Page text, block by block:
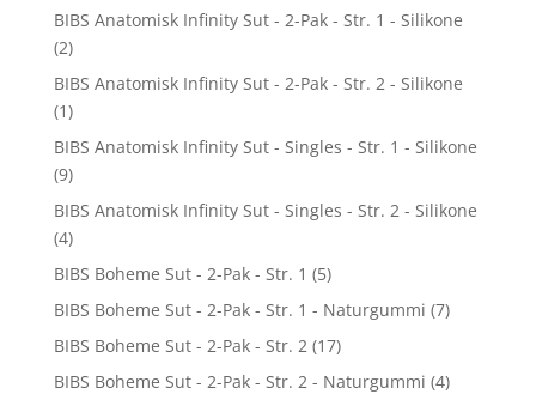
BIBS Anatomisk Infinity Sut - 2-Pak - Str. 1 - Silikone
(2)
BIBS Anatomisk Infinity Sut - 2-Pak - Str. 2 - Silikone
(1)
BIBS Anatomisk Infinity Sut - Singles - Str. 1 - Silikone
(9)
BIBS Anatomisk Infinity Sut - Singles - Str. 2 - Silikone
(4)
BIBS Boheme Sut - 2-Pak - Str. 1 (5)
BIBS Boheme Sut - 2-Pak - Str. 1 - Naturgummi (7)
BIBS Boheme Sut - 2-Pak - Str. 2 (17)
BIBS Boheme Sut - 2-Pak - Str. 2 - Naturgummi (4)